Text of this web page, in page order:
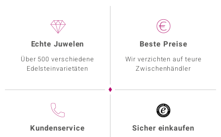
Echte Juwelen
Über 500 verschiedene
Edelsteinvarietäten
Beste Preise
Wir verzichten auf teure
Zwischenhändler
Kundenservice Sicher einkaufen